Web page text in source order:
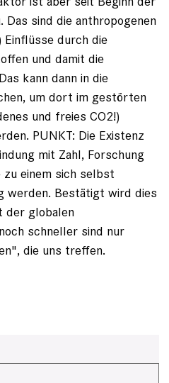
Das sind die anthropogenen
Einflüsse durch die
und damit die
kann dann in die
um dort im gestörten
und freies CO2!)
PUNKT: Die Existenz
mit Zahl, Forschung
einem sich selbst
werden. Bestätigt wird dies
der globalen
schneller sind nur
die uns treffen.